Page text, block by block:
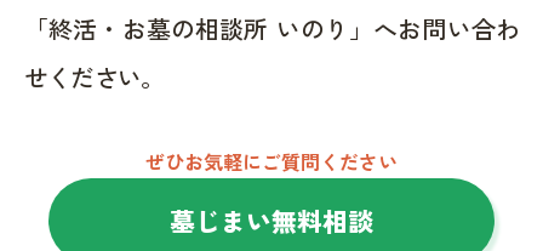
「終活・お墓の相談所 いのり」へお問い合わ
せください。
ぜひお気軽にご質問ください
墓じまい無料相談